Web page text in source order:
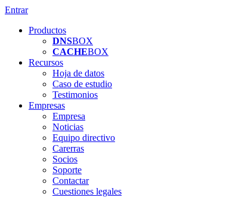
Entrar
Productos
DNSBOX
CACHEBOX
Recursos
Hoja de datos
Caso de estudio
Testimonios
Empresas
Empresa
Noticias
Equipo directivo
Carerras
Socios
Soporte
Contactar
Cuestiones legales